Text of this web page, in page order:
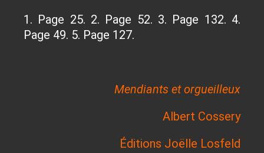
1. Page 25. 2. Page 52. 3. Page 132. 4.
Page 49. 5. Page 127.
Mendiants et orgueilleux
Albert Cossery
Éditions Joëlle Losfeld